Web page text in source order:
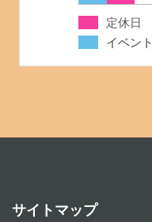
定休日
イベント
サイトマップ